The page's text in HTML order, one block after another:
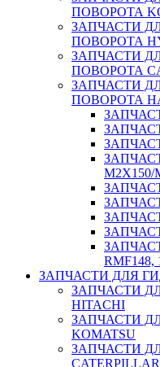
ПОВОРОТА
ЗАПЧАСТИ
ПОВОРОТА
ЗАПЧАСТИ
ПОВОРОТА
ЗАПЧАСТИ
ПОВОРОТА
M2X150/
RMF148,
ЗАПЧАСТИ ДЛЯ
ЗАПЧАСТИ
HITACHI
ЗАПЧАСТИ
KOMATSU
ЗАПЧАСТИ
CATERPILLAR